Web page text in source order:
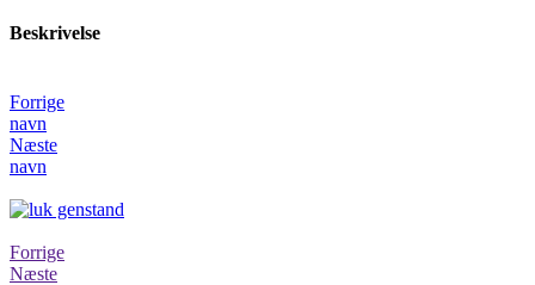
Beskrivelse
Forrige
navn
Næste
navn
Forrige
Næste